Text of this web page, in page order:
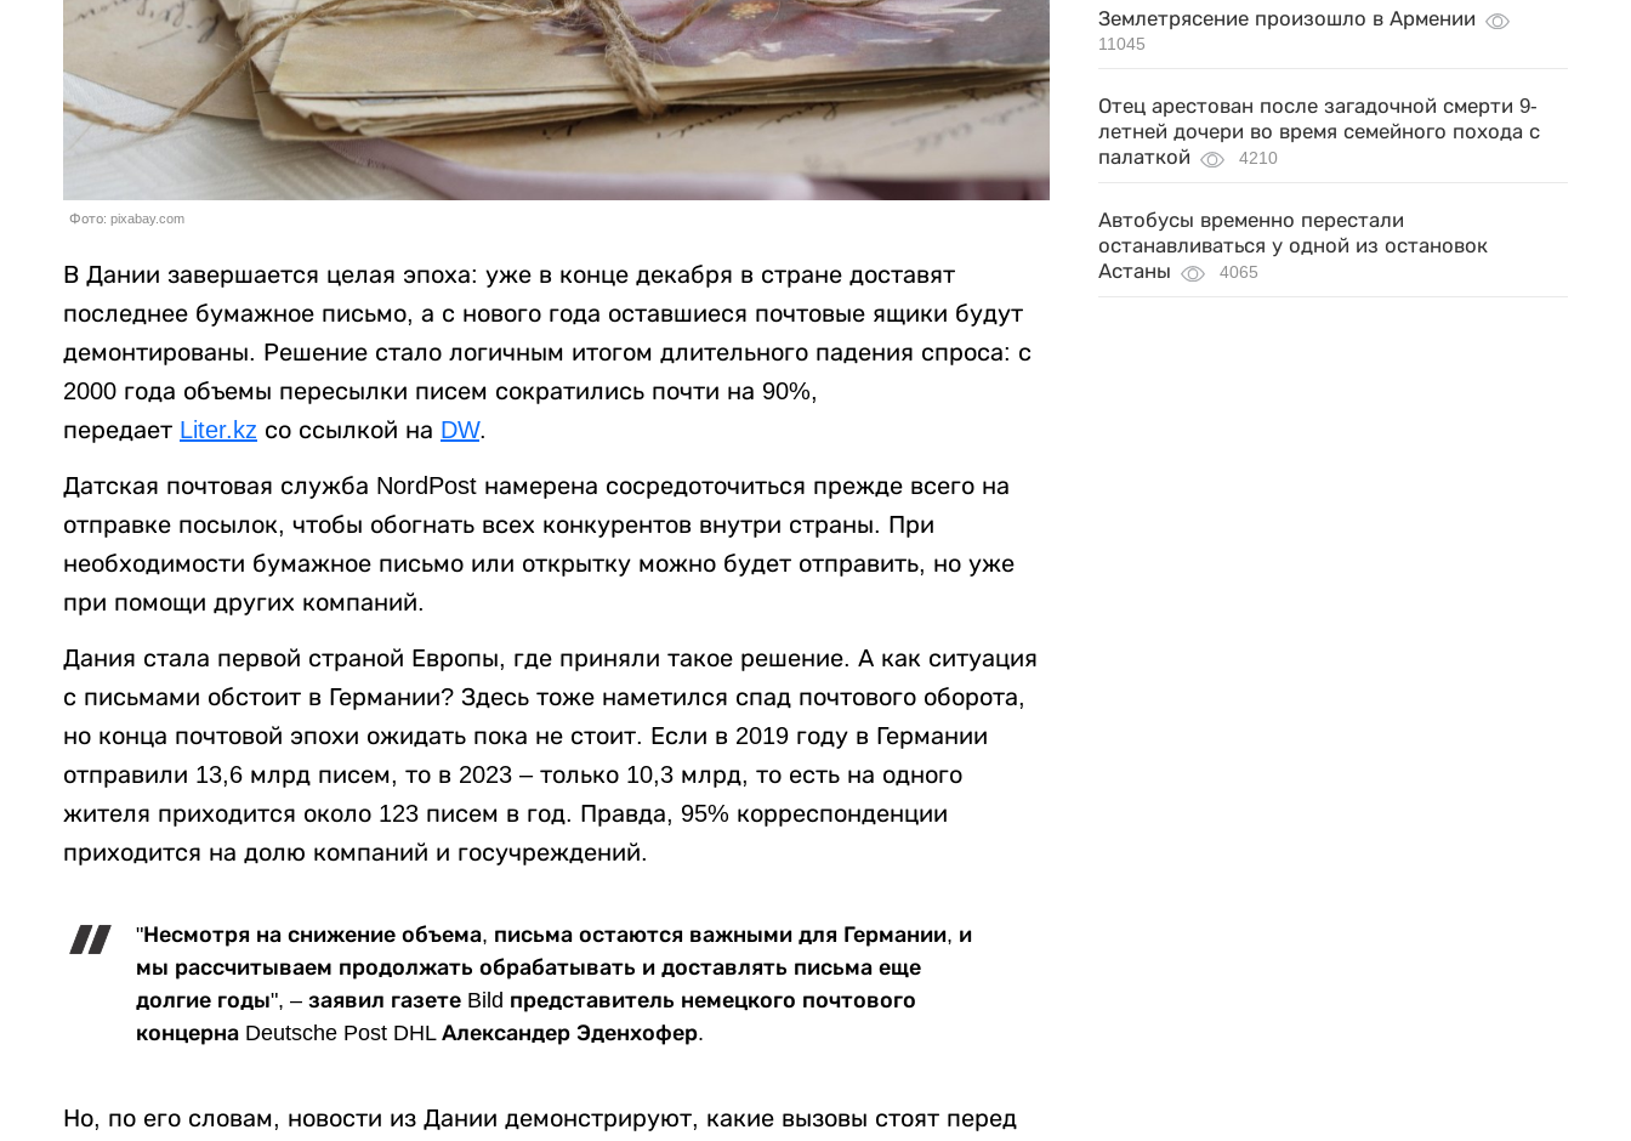
Фото: pixabay.com
В Дании завершается целая эпоха: уже в конце декабря в стране доставят
последнее бумажное письмо, а с нового года оставшиеся почтовые ящики будут
демонтированы. Решение стало логичным итогом длительного падения спроса: с
2000 года объемы пересылки писем сократились почти на 90%,
передает Liter.kz со ссылкой на DW.
Датская почтовая служба NordPost намерена сосредоточиться прежде всего на
отправке посылок, чтобы обогнать всех конкурентов внутри страны. При
необходимости бумажное письмо или открытку можно будет отправить, но уже
при помощи других компаний.
Дания стала первой страной Европы, где приняли такое решение. А как ситуация
с письмами обстоит в Германии? Здесь тоже наметился спад почтового оборота,
но конца почтовой эпохи ожидать пока не стоит. Если в 2019 году в Германии
отправили 13,6 млрд писем, то в 2023 – только 10,3 млрд, то есть на одного
жителя приходится около 123 писем в год. Правда, 95% корреспонденции
приходится на долю компаний и госучреждений.
"Несмотря на снижение объема, письма остаются важными для Германии, и
мы рассчитываем продолжать обрабатывать и доставлять письма еще
долгие годы", – заявил газете Bild представитель немецкого почтового
концерна Deutsche Post DHL Александер Эденхофер.
Но, по его словам, новости из Дании демонстрируют, какие вызовы стоят перед
Землетрясение произошло в Армении
11045
Отец арестован после загадочной смерти 9-
летней дочери во время семейного похода с
палаткой
4210
Автобусы временно перестали
останавливаться у одной из остановок
Астаны
4065